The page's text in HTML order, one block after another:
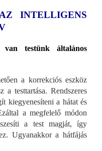
INTELLIGENS
van testünk általános
a korrekciós eszköz
a testtartása. Rendszeres
kiegyenesíteni a hátat és
a megfelelő módon
a test magját, így
Ugyanakkor a hátfájás